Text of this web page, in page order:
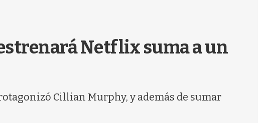
Netflix suma a un
Cillian Murphy, y además de sumar